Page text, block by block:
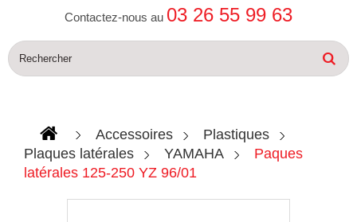
Contactez-nous au 03 26 55 99 63
Accessoires
Plastiques
Plaques latérales
YAMAHA
Paques
latérales 125-250 YZ 96/01